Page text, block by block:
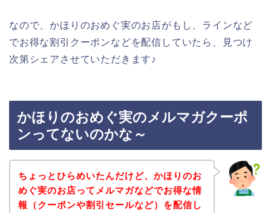
なので、かほりのおめぐ実のお店がもし、ラインなど
でお得な割引クーポンなどを配信していたら、見つけ
次第シェアさせていただきます♪
かほりのおめぐ実のメルマガクーポ
ンってないのかな～
ちょっとひらめいたんだけど、かほりのお
めぐ実のお店ってメルマガなどでお得な情
報（クーポンや割引セールなど）を配信し